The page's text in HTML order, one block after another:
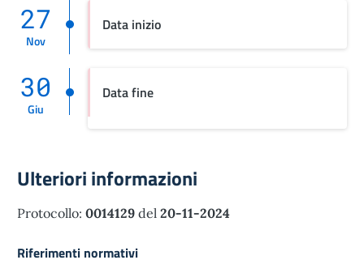
Data inizio
27
Nov
Data fine
30
Giu
Ulteriori informazioni
Protocollo: 0014129 del 20-11-2024
Riferimenti normativi